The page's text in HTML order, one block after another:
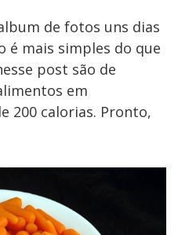
de fotos uns dias
é mais simples do que
post são de
em
200 calorias. Pronto,